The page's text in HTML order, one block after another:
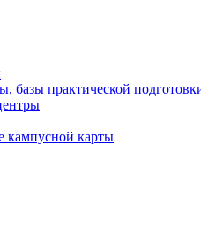
базы практической
кампусной карты